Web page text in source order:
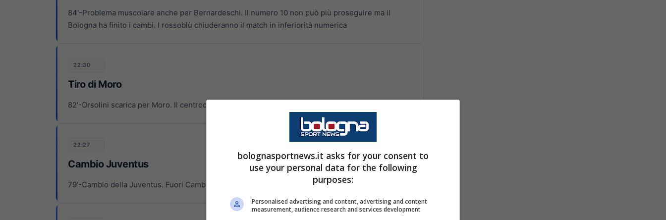
84'-Problema muscolare anche per Bernardeschi. Il numero 10 non può più proseguire ma il
Bologna ha finito i cambi. I rossoblù chiuderanno il match in inferiorità numerica
22:30
Tiro di Moro
82'-Orsolini scarica per Moro. Il centrocampista prova il sinistro dalla distanza, palla fuori
22:27
Cambio Juventus
79'-Cambio della Juventus. Fuori Cambiaso, dentro Gatti
bolognasportnews.it asks for your consent to
use your personal data for the following
purposes:
Personalised advertising and content, advertising and content
measurement, audience research and services development